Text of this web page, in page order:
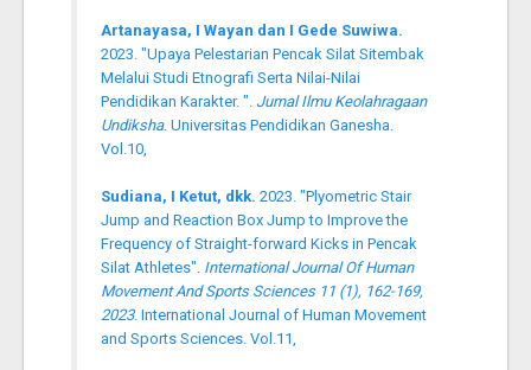
Artanayasa, I Wayan dan I Gede Suwiwa.
2023. "Upaya Pelestarian Pencak Silat Sitembak
Melalui Studi Etnografi Serta Nilai-Nilai
Pendidikan Karakter. ". Jurnal Ilmu Keolahragaan
Undiksha. Universitas Pendidikan Ganesha.
Vol.10,
Sudiana, I Ketut, dkk. 2023. "Plyometric Stair
Jump and Reaction Box Jump to Improve the
Frequency of Straight-forward Kicks in Pencak
Silat Athletes". International Journal Of Human
Movement And Sports Sciences 11 (1), 162-169,
2023. International Journal of Human Movement
and Sports Sciences. Vol.11,